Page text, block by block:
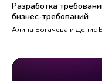
Разработка
бизнес-требований
Алина Богачёва и Денис